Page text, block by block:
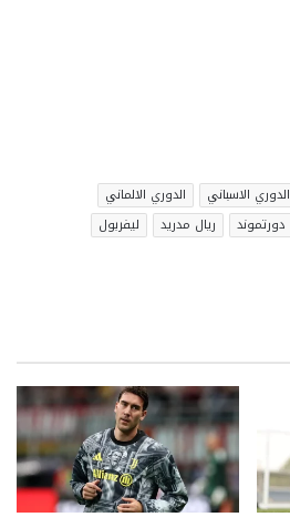
الدوري الاسباني
الدوري الالماني
دورتموند ريال مدريد
ليفربول